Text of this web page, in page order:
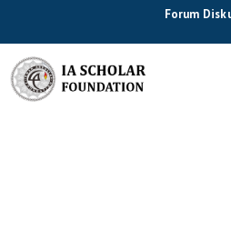
Forum